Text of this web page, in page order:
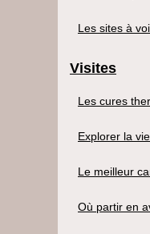
Les sites à
Visites
Les cures
Explorer la
Le meilleur
Où partir en